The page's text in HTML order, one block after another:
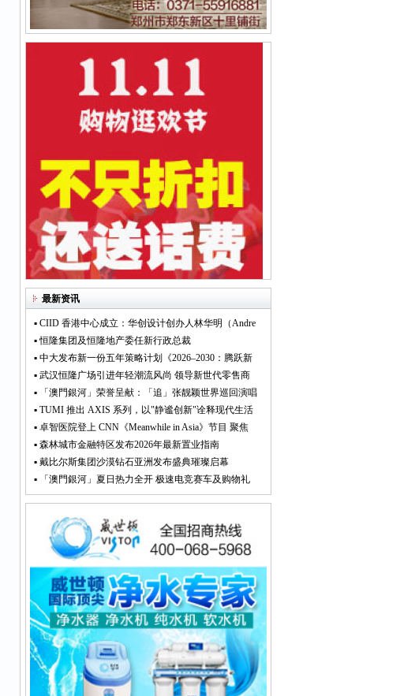
最新资讯
▪ CIID 香港中心成立：华创设计创办人林华明（Andre
▪ 恒隆集团及恒隆地产委任新行政总裁
▪ 中大发布新一份五年策略计划《2026‒2030：腾跃新
▪ 武汉恒隆广场引进年轻潮流风尚 领导新世代零售商
▪ 「澳門銀河」荣誉呈献：「追」张靓颖世界巡回演唱
▪ TUMI 推出 AXIS 系列，以"静谧创新"诠释现代生活
▪ 卓智医院登上 CNN《Meanwhile in Asia》节目 聚焦
▪ 森林城市金融特区发布2026年最新置业指南
▪ 戴比尔斯集团沙漠钻石亚洲发布盛典璀璨启幕
▪ 「澳門銀河」夏日热力全开 极速电竞赛车及购物礼